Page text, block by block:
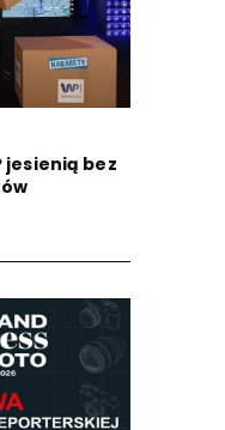
jesienią bez